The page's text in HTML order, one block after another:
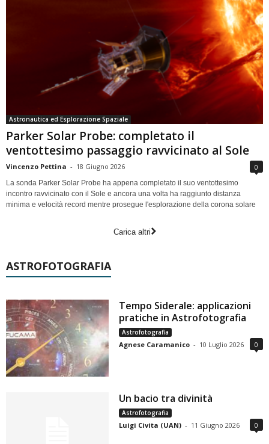
Astronautica ed Esplorazione Spaziale
Parker Solar Probe: completato il
ventottesimo passaggio ravvicinato al Sole
Vincenzo Pettina - 18 Giugno 2026 0
La sonda Parker Solar Probe ha appena completato il suo ventottesimo
incontro ravvicinato con il Sole e ancora una volta ha raggiunto distanza
minima e velocità record mentre prosegue l'esplorazione della corona solare
Carica altri
ASTROFOTOGRAFIA
Tempo Siderale: applicazioni
pratiche in Astrofotografia
Astrofotografia
Agnese Caramanico - 10 Luglio 2026 0
Un bacio tra divinità
Astrofotografia
Luigi Civita (UAN) - 11 Giugno 2026 0